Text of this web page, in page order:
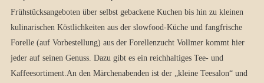
Frühstücksangeboten über selbst gebackene Kuchen bis hin zu kleinen
kulinarischen Köstlichkeiten aus der slowfood-Küche und fangfrische
Forelle (auf Vorbestellung) aus der Forellenzucht Vollmer kommt hier
jeder auf seinen Genuss. Dazu gibt es ein reichhaltiges Tee- und
Kaffeesortiment.An den Märchenabenden ist der „kleine Teesalon“ und